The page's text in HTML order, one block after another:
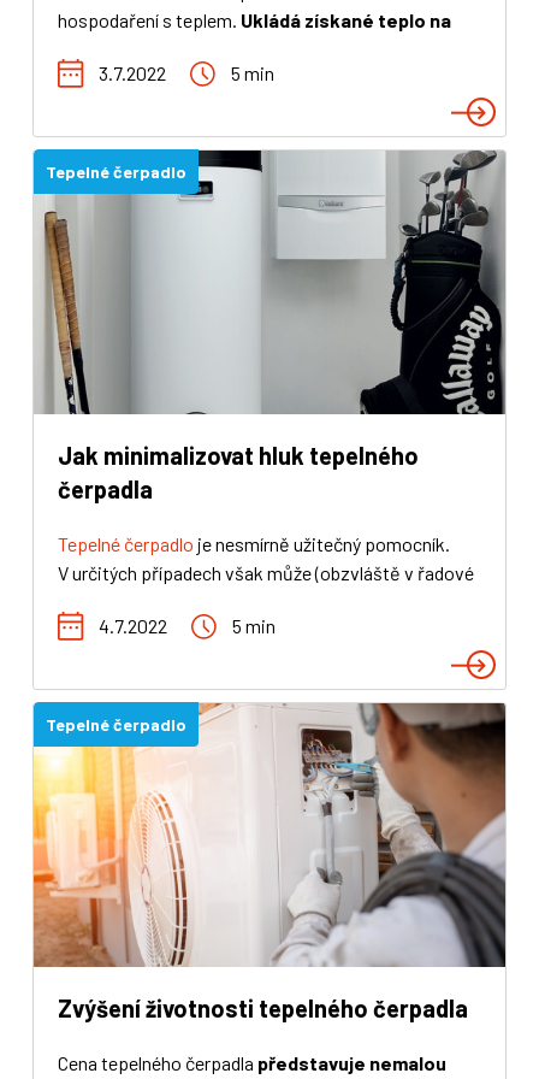
hospodaření s teplem. Ukládá získané teplo na
zdroje. Hodí se na vytápění domácností i firem. Její
nicméně se vám pokusíme nabídnout pár rad, pokud
byste si chtěli s akumulační nádrží poradit sami.
3.7.2022 5 min
Tepelné čerpadlo
Jak minimalizovat hluk tepelného
čerpadla
Tepelné čerpadlo je nesmírně užitečný pomocník.
V určitých případech však může (obzvláště v řadové
pokud je jeho hlučnost větší, než velí dobré mravy či
světa hlučnosti čerpadel anabídneme pár tipů na
prevenciči přímo řešení této problematiky.
4.7.2022 5 min
Tepelné čerpadlo
Zvýšení životnosti tepelného čerpadla
Cena tepelného čerpadla představuje nemalou